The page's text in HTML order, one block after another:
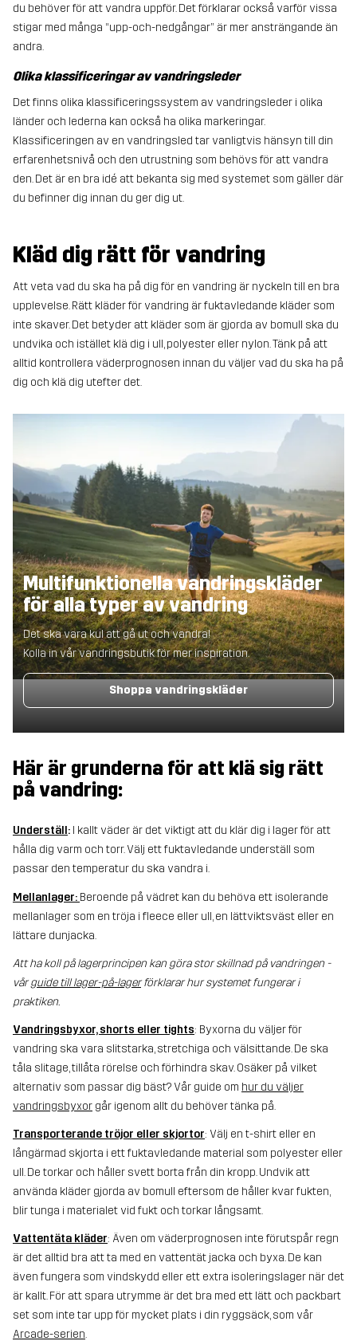
du behöver för att vandra uppför. Det förklarar också varför vissa
stigar med många “upp-och-nedgångar” är mer ansträngande än
andra.
Olika klassificeringar av vandringsleder
Det finns olika klassificeringssystem av vandringsleder i olika
länder och lederna kan också ha olika markeringar.
Klassificeringen av en vandringsled tar vanligtvis hänsyn till din
erfarenhetsnivå och den utrustning som behövs för att vandra
den. Det är en bra idé att bekanta sig med systemet som gäller där
du befinner dig innan du ger dig ut.
Kläd dig rätt för vandring
Att veta vad du ska ha på dig för en vandring är nyckeln till en bra
upplevelse. Rätt kläder för vandring är fuktavledande kläder som
inte skaver. Det betyder att kläder som är gjorda av bomull ska du
undvika och istället klä dig i ull, polyester eller nylon. Tänk på att
alltid kontrollera väderprognosen innan du väljer vad du ska ha på
dig och klä dig utefter det.
Multifunktionella vandringskläder
för alla typer av vandring
Det ska vara kul att gå ut och vandra!
Kolla in vår vandringsbutik för mer inspiration.
Shoppa vandringskläder
Här är grunderna för att klä sig rätt
på vandring:
Underställ: I kallt väder är det viktigt att du klär dig i lager för att
hålla dig varm och torr. Välj ett fuktavledande underställ som
passar den temperatur du ska vandra i.
Mellanlager: Beroende på vädret kan du behöva ett isolerande
mellanlager som en tröja i fleece eller ull, en lättviktsväst eller en
lättare dunjacka.
Att ha koll på lagerprincipen kan göra stor skillnad på vandringen -
vårguide till lager-på-lagerförklarar hur systemet fungerar i
praktiken.
Vandringsbyxor, shorts eller tights: Byxorna du väljer för
vandring ska vara slitstarka, stretchiga och välsittande. De ska
tåla slitage, tillåta rörelse och förhindra skav. Osäker på vilket
alternativ som passar dig bäst? Vår guide om hur du väljer
vandringsbyxor går igenom allt du behöver tänka på.
Transporterande tröjor eller skjortor: Välj en t-shirt eller en
långärmad skjorta i ett fuktavledande material som polyester eller
ull. De torkar och håller svett borta från din kropp. Undvik att
använda kläder gjorda av bomull eftersom de håller kvar fukten,
blir tunga i materialet vid fukt och torkar långsamt.
Vattentäta kläder: Även om väderprognosen inte förutspår regn
är det alltid bra att ta med en vattentät jacka och byxa. De kan
även fungera som vindskydd eller ett extra isoleringslager när det
är kallt. För att spara utrymme är det bra med ett lätt och packbart
set som inte tar upp för mycket plats i din ryggsäck, som vår
Arcade-serien.